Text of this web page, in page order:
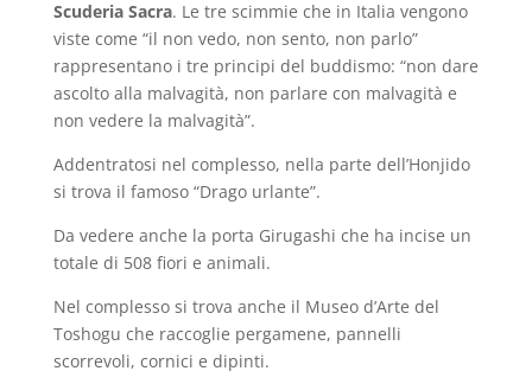
Scuderia Sacra. Le tre scimmie che in Italia vengono
viste come “il non vedo, non sento, non parlo”
rappresentano i tre principi del buddismo: “non dare
ascolto alla malvagità, non parlare con malvagità e
non vedere la malvagità”.
Addentratosi nel complesso, nella parte dell’Honjido
si trova il famoso “Drago urlante”.
Da vedere anche la porta Girugashi che ha incise un
totale di 508 fiori e animali.
Nel complesso si trova anche il Museo d’Arte del
Toshogu che raccoglie pergamene, pannelli
scorrevoli, cornici e dipinti.